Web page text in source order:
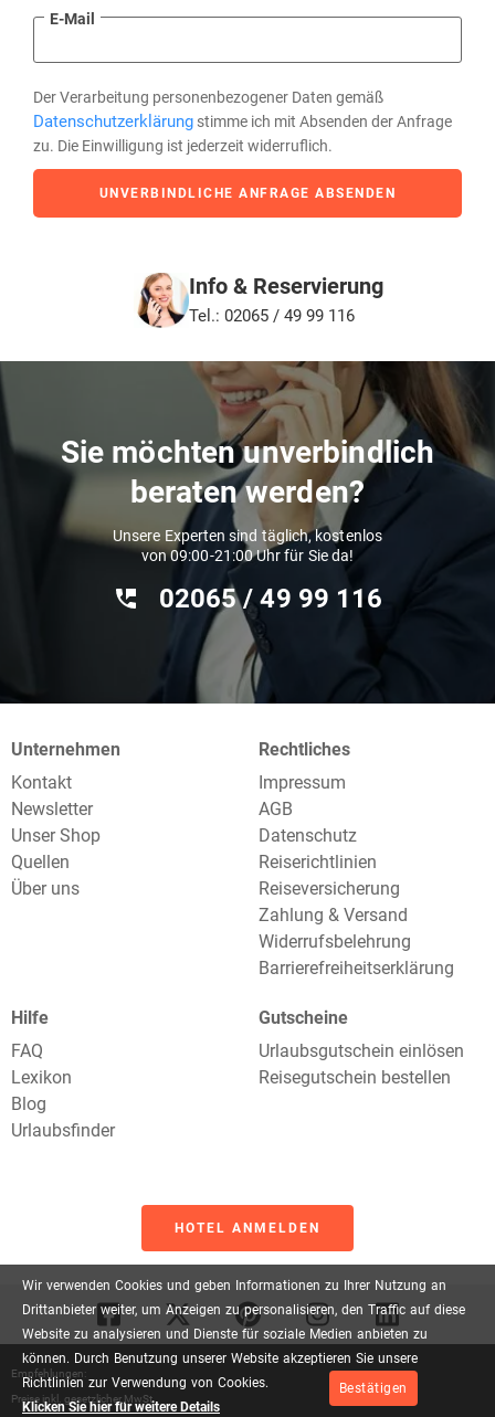
Wir verwenden Cookies und geben Informationen zu Ihrer Nutzung an
Drittanbieter weiter, um Anzeigen zu personalisieren, den Traffic auf diese
Website zu analysieren und Dienste für soziale Medien anbieten zu
können. Durch Benutzung unserer Website akzeptieren Sie unsere
Richtlinien zur Verwendung von Cookies.
Klicken Sie hier für weitere Details
Bestätigen
E-Mail
Der Verarbeitung personenbezogener Daten gemäß
Datenschutzerklärung stimme ich mit Absenden der Anfrage
zu. Die Einwilligung ist jederzeit widerruflich.
UNVERBINDLICHE ANFRAGE ABSENDEN
Info & Reservierung
Tel.: 02065 / 49 99 116
Sie möchten unverbindlich
beraten werden?
Unsere Experten sind täglich, kostenlos
von 09:00-21:00 Uhr für Sie da!
02065 / 49 ‌99 116
Unternehmen
Kontakt
Newsletter
Unser Shop
Quellen
Über uns
Rechtliches
Impressum
AGB
Datenschutz
Reiserichtlinien
Reiseversicherung
Zahlung & Versand
Widerrufsbelehrung
Barrierefreiheitserklärung
Hilfe
FAQ
Lexikon
Blog
Urlaubsfinder
Gutscheine
Urlaubsgutschein einlösen
Reisegutschein bestellen
HOTEL ANMELDEN
Empfehlungen:
Preise inkl. gesetzlicher MwSt.